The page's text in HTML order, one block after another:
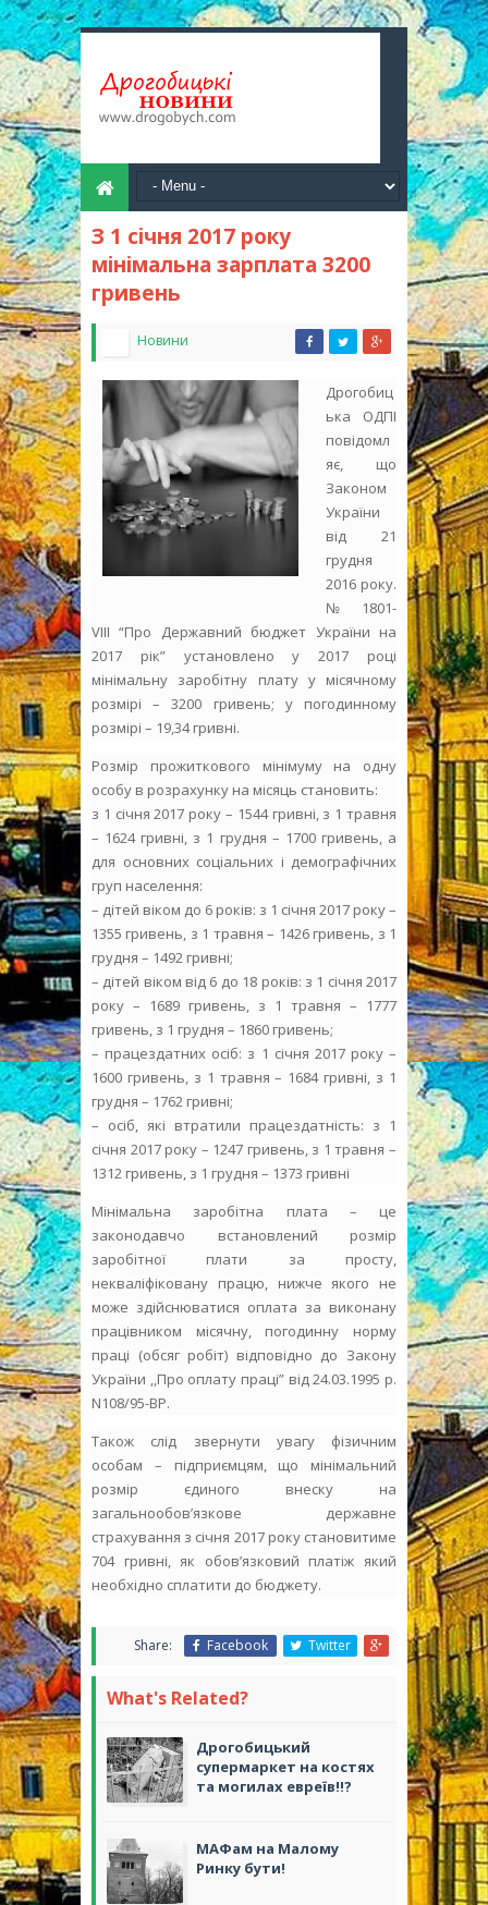
З 1 січня 2017 року
мінімальна зарплата 3200
гривень
Новини
Дрогобиц
ька ОДПІ
повідомл
яє, що
Законом
України
від 21
грудня
2016 року.
№ 1801-
VІІІ “Про Державний бюджет України на
2017 рік” установлено у 2017 році
мінімальну заробітну плату у місячному
розмірі – 3200 гривень; у погодинному
розмірі – 19,34 гривні.
Розмір прожиткового мінімуму на одну
особу в розрахунку на місяць становить:
з 1 січня 2017 року – 1544 гривні, з 1 травня
– 1624 гривні, з 1 грудня – 1700 гривень, а
для основних соціальних і демографічних
груп населення:
– дітей віком до 6 років: з 1 січня 2017 року –
1355 гривень, з 1 травня – 1426 гривень, з 1
грудня – 1492 гривні;
– дітей віком від 6 до 18 років: з 1 січня 2017
року – 1689 гривень, з 1 травня – 1777
гривень, з 1 грудня – 1860 гривень;
– працездатних осіб: з 1 січня 2017 року –
1600 гривень, з 1 травня – 1684 гривні, з 1
грудня – 1762 гривні;
– осіб, які втратили працездатність: з 1
січня 2017 року – 1247 гривень, з 1 травня –
1312 гривень, з 1 грудня – 1373 гривні
Мінімальна заробітна плата – це
законодавчо встановлений розмір
заробітної плати за просту,
некваліфіковану працю, нижче якого не
може здійснюватися оплата за виконану
працівником місячну, погодинну норму
праці (обсяг робіт) відповідно до Закону
України ,,Про оплату праці” від 24.03.1995 р.
N108/95-ВР.
Також слід звернути увагу фізичним
особам – підприємцям, що мінімальний
розмір єдиного внеску на
загальнообов’язкове державне
страхування з січня 2017 року становитиме
704 гривні, як обов’язковий платіж який
необхідно сплатити до бюджету.
Share: Facebook Twitter
What's Related?
Дрогобицький
супермаркет на костях
та могилах евреїв!!?
МАФам на Малому
Ринку бути!